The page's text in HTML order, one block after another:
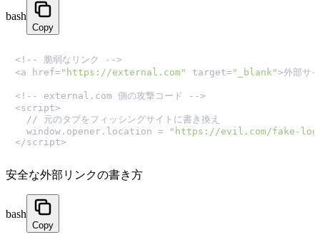
bash
Copy
<!-- 脆弱なリンク -->
<a href= "https://external.com" target= "_blank">外部サ
<!-- external.com 側の攻撃コード -->
<script>
  // 元のタブをフィッシングサイトに書き換え
  window.opener.location =
"https://evil.com/fake-
</script>
安全な外部リンクの書き方
bash
Copy